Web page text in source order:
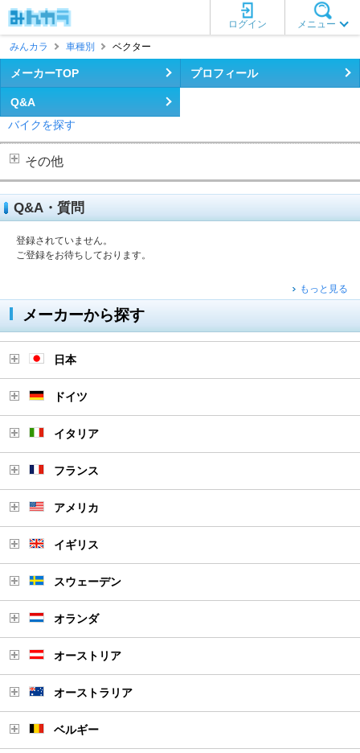
メニュー
ログイン
みんカラ
車種別 ベクター
メーカーTOP プロフィール
Q&A
バイクを探す
その他
Q&A・質問
登録されていません。
ご登録をお待ちしております。
もっと見る
メーカーから探す
日本
ドイツ
イタリア
フランス
アメリカ
イギリス
スウェーデン
オランダ
オーストリア
オーストラリア
ベルギー